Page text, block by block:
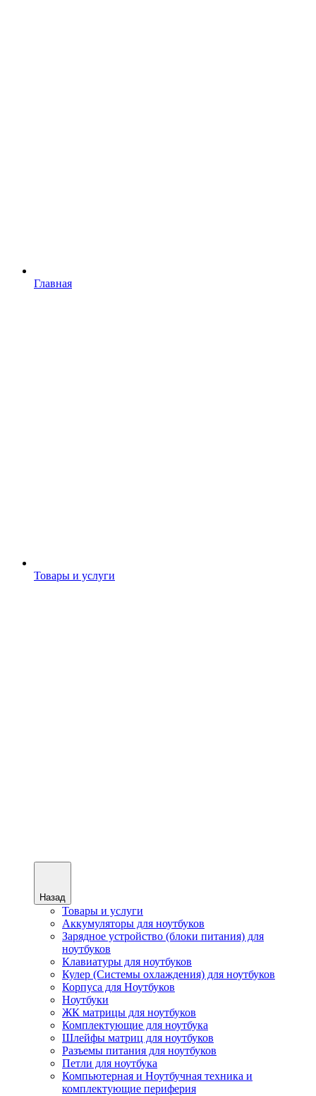
Главная
Товары и услуги
Назад
Товары и услуги
Аккумуляторы для ноутбуков
Зарядное устройство (блоки питания) для
ноутбуков
Клавиатуры для ноутбуков
Кулер (Системы охлаждения) для ноутбуков
Корпуса для Ноутбуков
Ноутбуки
ЖК матрицы для ноутбуков
Комплектующие для ноутбука
Шлейфы матриц для ноутбуков
Разъемы питания для ноутбуков
Петли для ноутбука
Компьютерная и Ноутбучная техника и
комплектующие периферия